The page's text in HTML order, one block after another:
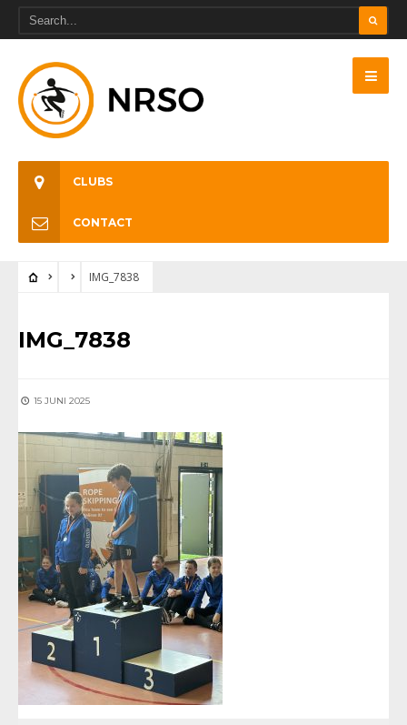
CLUBS
CONTACT
IMG_7838
IMG_7838
15 JUNI 2025